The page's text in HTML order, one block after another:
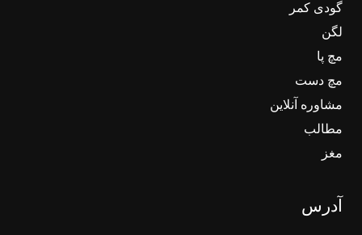
گودی کمر
لگن
مچ پا
مچ دست
مشاوره آنلاین
مطالب
مغز
آدرس